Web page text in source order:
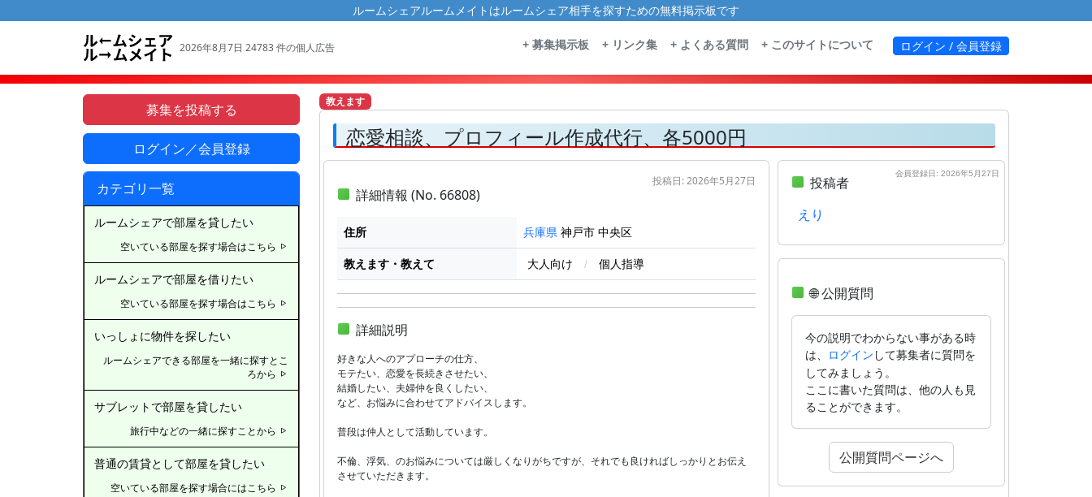
ルームシェアルームメイトはルームシェア相手を探すための無料掲示板です
2026年8月7日 24783 件の個人広告 + 募集掲示板 + リンク集 + よくある質問 + このサイトについて ログイン / 会員登録
募集を投稿する
ログイン／会員登録
カテゴリ一覧
ルームシェアで部屋を貸したい
空いている部屋を探す場合はこちら
ルームシェアで部屋を借りたい
空いている部屋を探す場合はこちら
いっしょに物件を探したい
ルームシェアできる部屋を一緒に探すとこ
ろから
サブレットで部屋を貸したい
旅行中などの一緒に探すことから
普通の賃貸として部屋を貸したい
空いている部屋を探す場合にはこちら
教えます
恋愛相談、プロフィール作成代行、各5000円
投稿日: 2026年5月27日
詳細情報 (No. 66808)
住所 兵庫県 神戸市 中央区
教えます・教えて 大人向け / 個人指導
詳細説明
好きな人へのアプローチの仕方、
モテたい、恋愛を長続きさせたい、
結婚したい、夫婦仲を良くしたい、
など、お悩みに合わせてアドバイスします。
普段は仲人として活動しています。
不倫、浮気、のお悩みについては厳しくなりがちですが、それでも良ければしっかりとお伝え
させていただきます。
会員登録日: 2026年5月27日
投稿者
えり
🌐 公開質問
今の説明でわからない事がある時
は、
ログイン して募集者に質問を
してみましょう。
ここに書いた質問は、他の人も見
ることができます。
公開質問ページへ